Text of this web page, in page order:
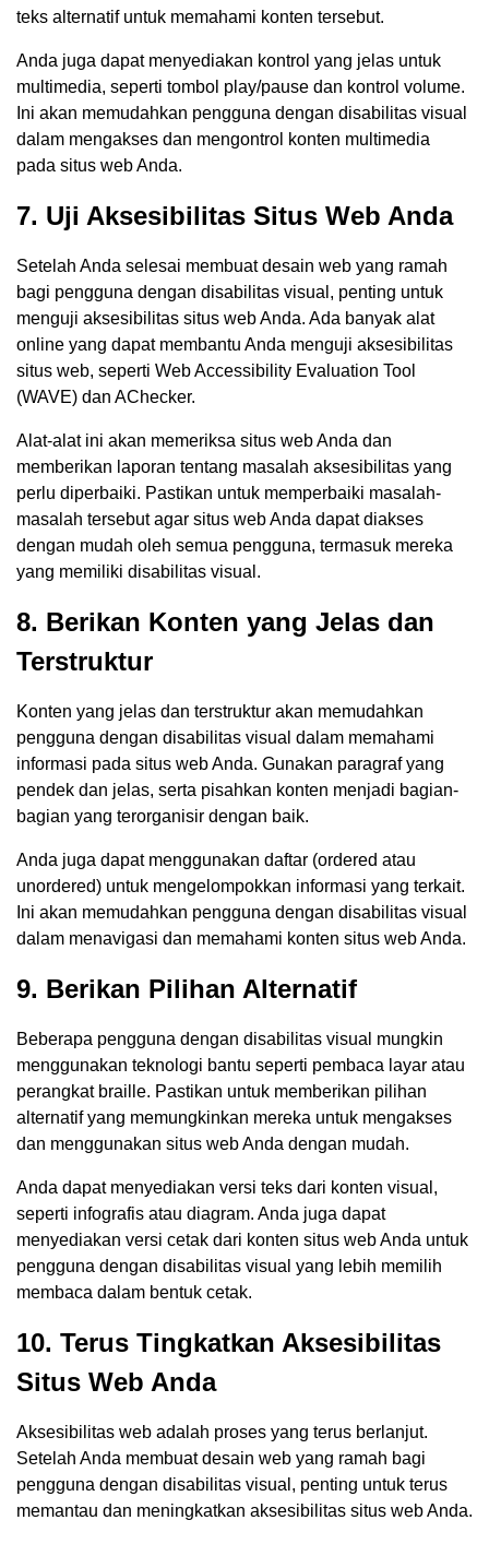
teks alternatif untuk memahami konten tersebut.
Anda juga dapat menyediakan kontrol yang jelas untuk
multimedia, seperti tombol play/pause dan kontrol volume.
Ini akan memudahkan pengguna dengan disabilitas visual
dalam mengakses dan mengontrol konten multimedia
pada situs web Anda.
7. Uji Aksesibilitas Situs Web Anda
Setelah Anda selesai membuat desain web yang ramah
bagi pengguna dengan disabilitas visual, penting untuk
menguji aksesibilitas situs web Anda. Ada banyak alat
online yang dapat membantu Anda menguji aksesibilitas
situs web, seperti Web Accessibility Evaluation Tool
(WAVE) dan AChecker.
Alat-alat ini akan memeriksa situs web Anda dan
memberikan laporan tentang masalah aksesibilitas yang
perlu diperbaiki. Pastikan untuk memperbaiki masalah-
masalah tersebut agar situs web Anda dapat diakses
dengan mudah oleh semua pengguna, termasuk mereka
yang memiliki disabilitas visual.
8. Berikan Konten yang Jelas dan
Terstruktur
Konten yang jelas dan terstruktur akan memudahkan
pengguna dengan disabilitas visual dalam memahami
informasi pada situs web Anda. Gunakan paragraf yang
pendek dan jelas, serta pisahkan konten menjadi bagian-
bagian yang terorganisir dengan baik.
Anda juga dapat menggunakan daftar (ordered atau
unordered) untuk mengelompokkan informasi yang terkait.
Ini akan memudahkan pengguna dengan disabilitas visual
dalam menavigasi dan memahami konten situs web Anda.
9. Berikan Pilihan Alternatif
Beberapa pengguna dengan disabilitas visual mungkin
menggunakan teknologi bantu seperti pembaca layar atau
perangkat braille. Pastikan untuk memberikan pilihan
alternatif yang memungkinkan mereka untuk mengakses
dan menggunakan situs web Anda dengan mudah.
Anda dapat menyediakan versi teks dari konten visual,
seperti infografis atau diagram. Anda juga dapat
menyediakan versi cetak dari konten situs web Anda untuk
pengguna dengan disabilitas visual yang lebih memilih
membaca dalam bentuk cetak.
10. Terus Tingkatkan Aksesibilitas
Situs Web Anda
Aksesibilitas web adalah proses yang terus berlanjut.
Setelah Anda membuat desain web yang ramah bagi
pengguna dengan disabilitas visual, penting untuk terus
memantau dan meningkatkan aksesibilitas situs web Anda.